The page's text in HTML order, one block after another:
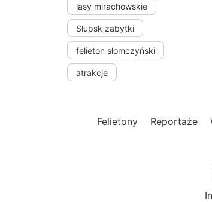
lasy mirachowskie
Słupsk zabytki
felieton słomczyński
atrakcje
Felietony Reportaże